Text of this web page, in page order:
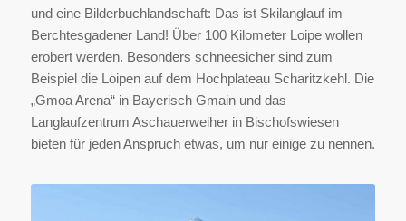
und eine Bilderbuchlandschaft: Das ist Skilanglauf im
Berchtesgadener Land! Über 100 Kilometer Loipe wollen
erobert werden. Besonders schneesicher sind zum
Beispiel die Loipen auf dem Hochplateau Scharitzkehl. Die
„Gmoa Arena“ in Bayerisch Gmain und das
Langlaufzentrum Aschauerweiher in Bischofswiesen
bieten für jeden Anspruch etwas, um nur einige zu nennen.